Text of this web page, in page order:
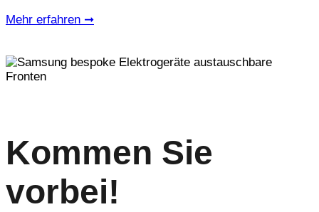
Mehr erfahren ➞
Kommen Sie
vorbei!